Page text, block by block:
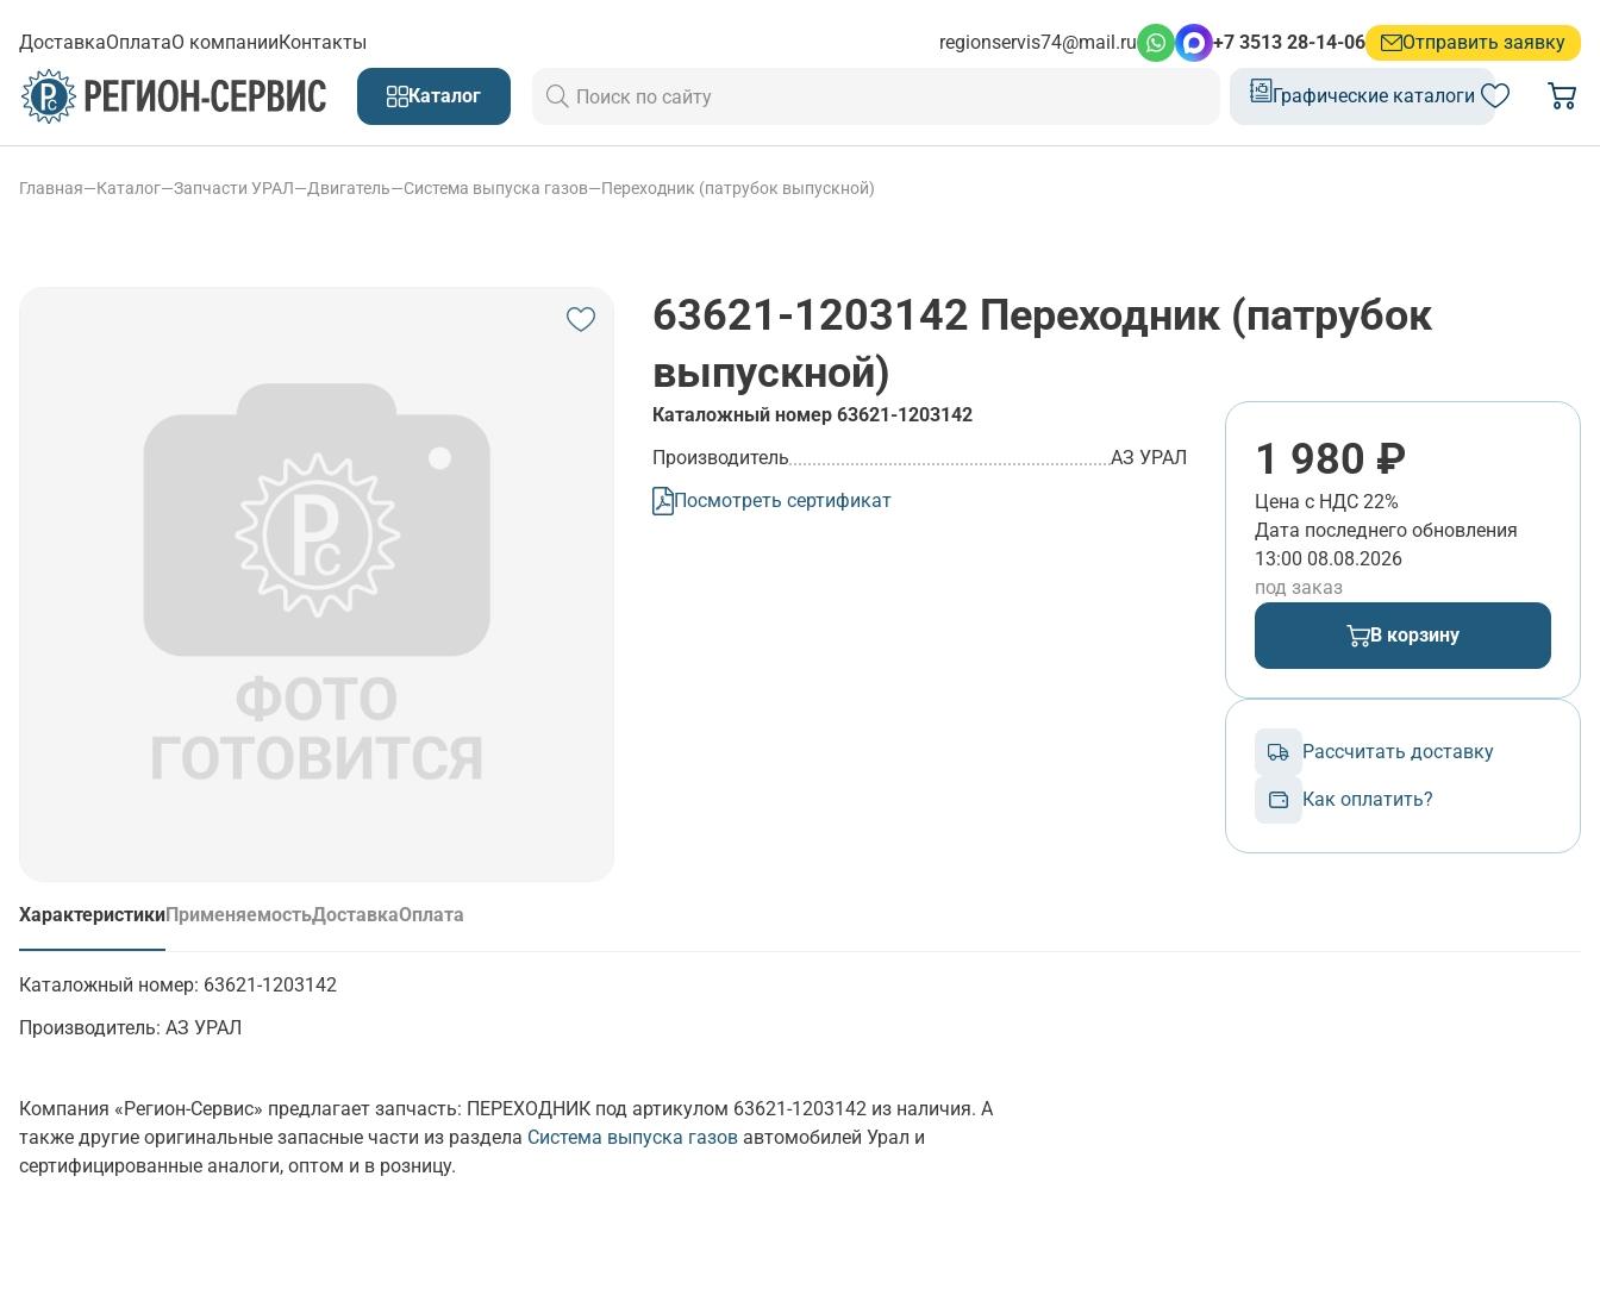
ДоставкаОплатаО компанииКонтакты regionservis74@mail.ru +7 3513 28-14-06 Отправить заявку
Каталог Графические каталоги
Главная—Каталог—Запчасти УРАЛ—Двигатель—Система выпуска газов—Переходник (патрубок выпускной)
63621-1203142 Переходник (патрубок
выпускной)
Каталожный номер 63621-1203142
Производитель
АЗ УРАЛ
Посмотреть сертификат
1 980 ₽
Цена с НДС 22%
Дата последнего обновления
13:00 08.08.2026
под заказ
В корзину
Рассчитать доставку
Как оплатить?
Характеристики
(активная вкладка)
ПрименяемостьДоставкаОплата
Каталожный номер: 63621-1203142
Производитель: АЗ УРАЛ
Компания «Регион-Сервис» предлагает запчасть: ПЕРЕХОДНИК под артикулом 63621-1203142 из наличия. А
также другие оригинальные запасные части из раздела Система выпуска газов автомобилей Урал и
сертифицированные аналоги, оптом и в розницу.